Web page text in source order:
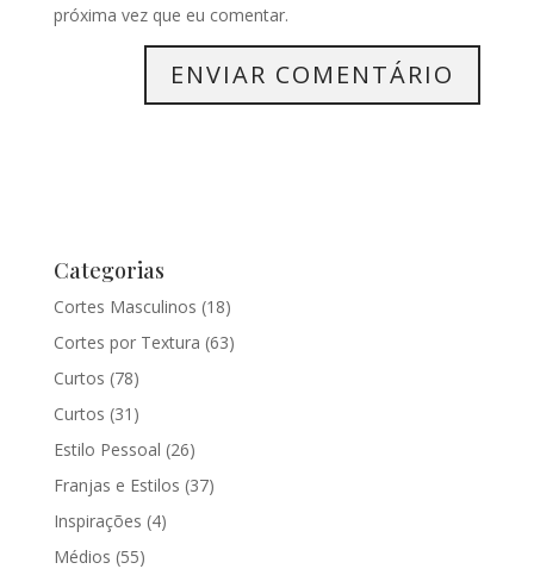
próxima vez que eu comentar.
Categorias
Cortes Masculinos (18)
Cortes por Textura (63)
Curtos (78)
Curtos (31)
Estilo Pessoal (26)
Franjas e Estilos (37)
Inspirações (4)
Médios (55)